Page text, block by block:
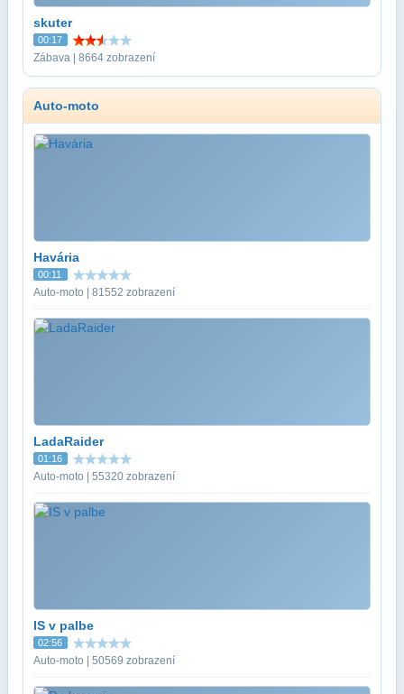
skuter
00:17
Zábava | 8664 zobrazení
Auto-moto
Havária
00:11
Auto-moto | 81552 zobrazení
LadaRaider
01:16
Auto-moto | 55320 zobrazení
IS v palbe
02:56
Auto-moto | 50569 zobrazení